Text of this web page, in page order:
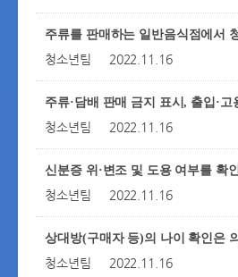
주류를 판매하는 일반음식점에서
청소년팀 2022.11.16
주류·담배 판매 금지 표시, 출입·
청소년팀 2022.11.16
신분증 위·변조 및 도용 여부를 확
청소년팀 2022.11.16
상대방(구매자 등)의 나이 확인은
청소년팀 2022.11.16